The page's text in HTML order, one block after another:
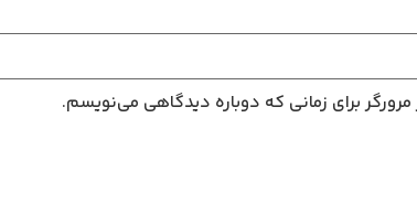
برای زمانی که دوباره دیدگاهی می‌نویسم.